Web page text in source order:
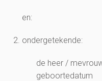
en:
ondergetekende:
de heer /
geboortedatum